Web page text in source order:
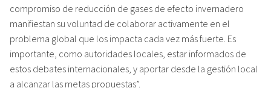
compromiso de reducción de gases de efecto invernadero
manifiestan su voluntad de colaborar activamente en el
problema global que los impacta cada vez más fuerte. Es
importante, como autoridades locales, estar informados de
estos debates internacionales, y aportar desde la gestión local
a alcanzar las metas propuestas”.